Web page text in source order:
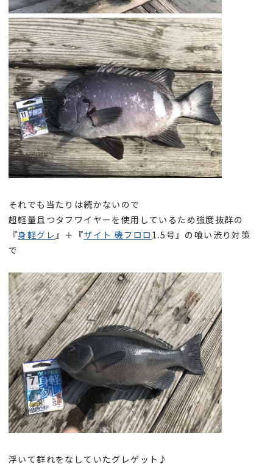
それでも当たりは続かないので
超軽量且つタフワイヤーを使用しているため強度抜群の
『身軽グレ 』＋『ザイト 磯フロロ 1.5号』の喰い渋り対策
で
浮いて群れをなしていたグレゲット♪